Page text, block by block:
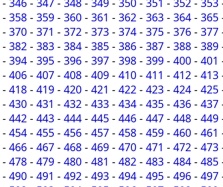
- 358 - 359 - 360 - 361 - 362 - 363 - 364 - 365
- 370 - 371 - 372 - 373 - 374 - 375 - 376 - 377
- 382 - 383 - 384 - 385 - 386 - 387 - 388 - 389
- 394 - 395 - 396 - 397 - 398 - 399 - 400 - 401
- 406 - 407 - 408 - 409 - 410 - 411 - 412 - 413
- 418 - 419 - 420 - 421 - 422 - 423 - 424 - 425
- 430 - 431 - 432 - 433 - 434 - 435 - 436 - 437
- 442 - 443 - 444 - 445 - 446 - 447 - 448 - 449
- 454 - 455 - 456 - 457 - 458 - 459 - 460 - 461
- 466 - 467 - 468 - 469 - 470 - 471 - 472 - 473
- 478 - 479 - 480 - 481 - 482 - 483 - 484 - 485
- 490 - 491 - 492 - 493 - 494 - 495 - 496 - 497